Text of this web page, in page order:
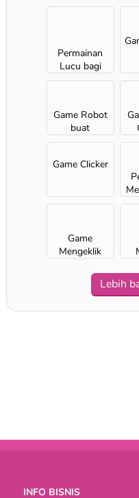
Permainan
Lucu bagi
Anak
Game Robot
buat
Perempuan
Game Clicker
Game
Mengeklik
Lebih
INFO BISNIS